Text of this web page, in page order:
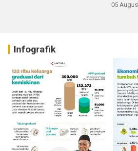
05
Infografik